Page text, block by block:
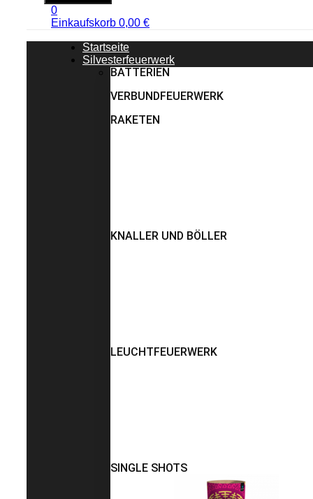
0
Einkaufskorb 0,00 €
Startseite
Silvesterfeuerwerk
BATTERIEN
VERBUNDFEUERWERK
RAKETEN
KNALLER UND BÖLLER
LEUCHTFEUERWERK
SINGLE SHOTS